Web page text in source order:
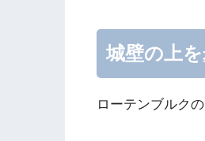
城壁の上を
ローテンブルク